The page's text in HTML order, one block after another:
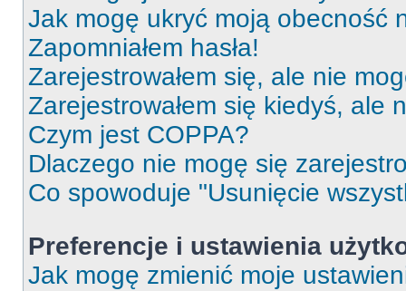
Jak mogę ukryć moją obecność
Zapomniałem hasła!
Zarejestrowałem się, ale nie
Zarejestrowałem się kiedyś, ale
Czym jest COPPA?
Dlaczego nie mogę się
Co spowoduje "Usunięcie
Preferencje i ustawienia
Jak mogę zmienić moje